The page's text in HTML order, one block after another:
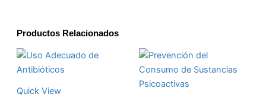
Productos Relacionados
Quick View